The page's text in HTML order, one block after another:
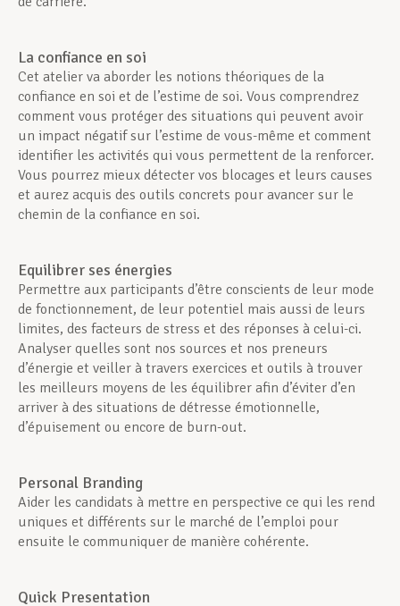
Actualités
La confiance en soi
Cet atelier va aborder les notions théoriques de la
confiance en soi et de l’estime de soi. Vous comprendrez
comment vous protéger des situations qui peuvent avoir
un impact négatif sur l’estime de vous-même et comment
identifier les activités qui vous permettent de la renforcer.
Vous pourrez mieux détecter vos blocages et leurs causes
et aurez acquis des outils concrets pour avancer sur le
chemin de la confiance en soi.
Equilibrer ses énergies
Permettre aux participants d’être conscients de leur mode
de fonctionnement, de leur potentiel mais aussi de leurs
limites, des facteurs de stress et des réponses à celui-ci.
Analyser quelles sont nos sources et nos preneurs
d’énergie et veiller à travers exercices et outils à trouver
les meilleurs moyens de les équilibrer afin d’éviter d’en
arriver à des situations de détresse émotionnelle,
d’épuisement ou encore de burn-out.
Personal Branding
Aider les candidats à mettre en perspective ce qui les rend
uniques et différents sur le marché de l’emploi pour
ensuite le communiquer de manière cohérente.
Quick Presentation